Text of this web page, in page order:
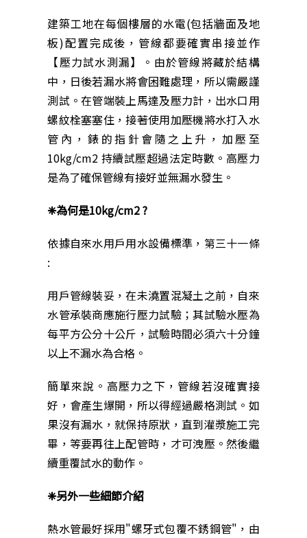
建築工地在每個樓層的水電(包括牆面及地
板)配置完成後，管線都要確實串接並作
【壓力試水測漏】。由於管線將藏於結構
中，日後若漏水將會困難處理，所以需嚴謹
測試。在管端裝上馬達及壓力計，出水口用
螺紋栓塞塞住，接著使用加壓機將水打入水
管內，錶的指針會隨之上升，加壓至
10kg/cm2 持續試壓超過法定時數。高壓力
是為了確保管線有接好並無漏水發生。
❈為何是10kg/cm2 ?
依據自來水用戶用水設備標準，第三十一條
:
用戶管線裝妥，在未澆置混凝土之前，自來
水管承裝商應施行壓力試驗；其試驗水壓為
每平方公分十公斤，試驗時間必須六十分鐘
以上不漏水為合格。
簡單來說。高壓力之下，管線若沒確實接
好，會產生爆開，所以得經過嚴格測試。如
果沒有漏水，就保持原狀，直到灌漿施工完
畢，等要再往上配管時，才可洩壓。然後繼
續重覆試水的動作。
❈另外一些細節介紹
熱水管最好採用"螺牙式包覆不銹鋼管"，由